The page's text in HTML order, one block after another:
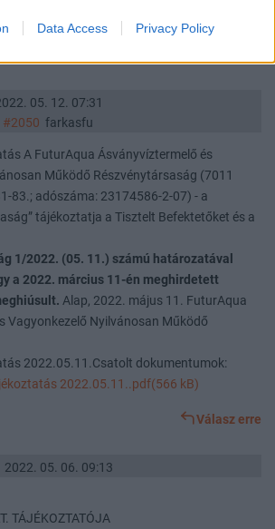
Data Access Privacy Policy
őket...
05. 12. 07:31
#2050 farkasfu
A FuturAqua Ásványvíztermelő és
Működő Részvénytársaság (7011
83.; adószáma: 23174586-2-07) - a
tájékoztatja a Tisztelt Befektetőket és a
1/2022. (05. 11.) számú határozatával
a 2022. március 11-én meghirdetett
Alap, 2022. május 11. FuturAqua
Vagyonkezelő Nyilvánosan Működő
2022.05.11.Csatolt dokumentumok:
2022.05.11..pdf(566 kB)
Válasz erre
2022. 05. 06. 09:13
TÁJÉKOZTATÓJA